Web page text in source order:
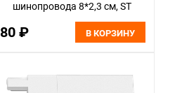
шинопровода 8*2,3 см, ST
белый
80 ₽ В КОРЗИНУ